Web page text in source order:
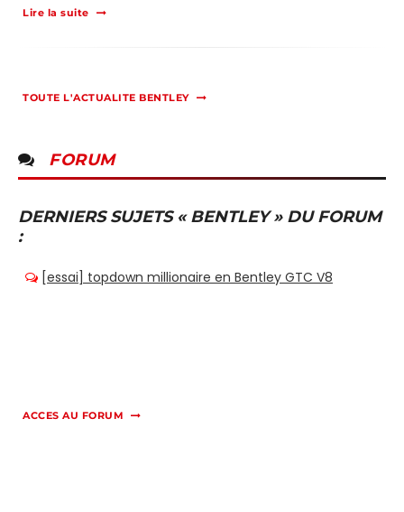
Lire la suite
TOUTE L'ACTUALITE BENTLEY
FORUM
DERNIERS SUJETS « BENTLEY » DU FORUM
:
ACCES AU FORUM